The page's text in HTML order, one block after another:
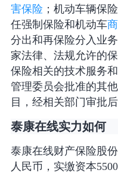
害保险 ；机动车辆保
任强制保险和机动车
分出和再保险分入业
家法律、法规允许的
保险相关的技术服务
管理委员会批准的其
目，经相关部门审批
泰康在线实力如何
泰康在线财产保险股
人民币，实缴资本